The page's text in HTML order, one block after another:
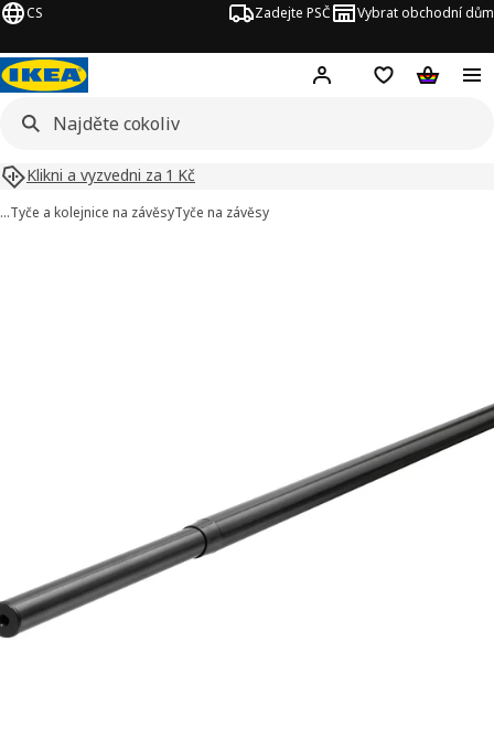
CS Zadejte PSČ Vybrat obchodní dům
Hej! Přihlášení
NákupníNákupní
Klikni a vyzvedni za 1 Kč
…Tyče a kolejnice na závěsyTyče na závěsy